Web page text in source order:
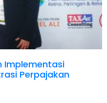
Implementasi
Perpajakan